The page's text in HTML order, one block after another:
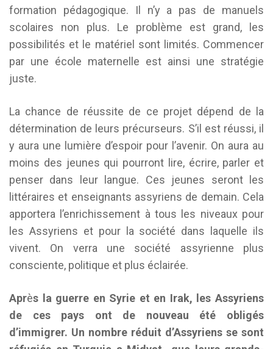
formation pédagogique. Il n’y a pas de manuels
scolaires non plus. Le problème est grand, les
possibilités et le matériel sont limités. Commencer
par une école maternelle est ainsi une stratégie
juste.
La chance de réussite de ce projet dépend de la
détermination de leurs précurseurs. S’il est réussi, il
y aura une lumière d’espoir pour l’avenir. On aura au
moins des jeunes qui pourront lire, écrire, parler et
penser dans leur langue. Ces jeunes seront les
littéraires et enseignants assyriens de demain. Cela
apportera l’enrichissement à tous les niveaux pour
les Assyriens et pour la société dans laquelle ils
vivent. On verra une société assyrienne plus
consciente, politique et plus éclairée.
Après la guerre en Syrie et en Irak, les Assyriens
de ces pays ont de nouveau été obligés
d’immigrer. Un nombre réduit d’Assyriens se sont